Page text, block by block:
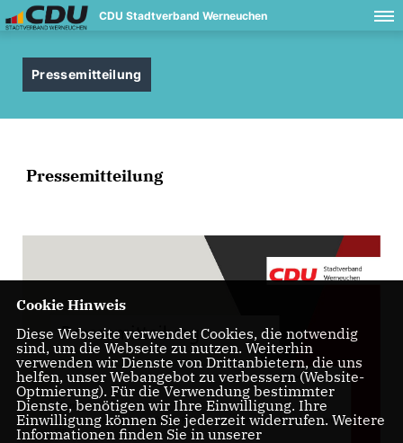
CDU Stadtverband Werneuchen
Pressemitteilung
Pressemitteilung
Cookie Hinweis
Diese Webseite verwendet Cookies, die notwendig
sind, um die Webseite zu nutzen. Weiterhin
verwenden wir Dienste von Drittanbietern, die uns
helfen, unser Webangebot zu verbessern (Website-
Optmierung). Für die Verwendung bestimmter
Dienste, benötigen wir Ihre Einwilligung. Ihre
Einwilligung können Sie jederzeit widerrufen. Weitere
Informationen finden Sie in unserer